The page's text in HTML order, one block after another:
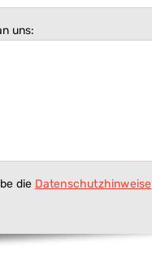
uns:
die Datenschutzhinweise